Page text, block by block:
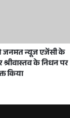
गाइडलाइन
जनमत न्यूज एजेंसी के
श्रीवास्तव के निधन पर
किया